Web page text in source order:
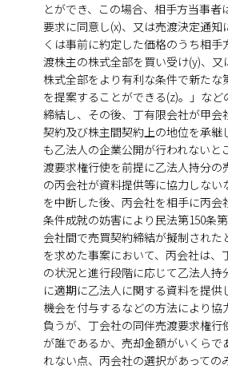
とができ、この場合、相手方当事者
要求に同意し(x)、又は売渡決定通知
くは事前に約定した価格のうち相
渡株主の株式全部を買い受け(y)、又
株式全部をより有利な条件で新たな
を提案することができる(z)。」な
締結し、その後、丁有限会社が甲会
契約及び株主間契約上の地位を承継
も乙法人の企業公開が行われないと
渡要求権行使を前提に乙法人持分の
の丙会社が資料提供等に協力しない
を中断した後、丙会社を相手に丙会
条件成就の妨害により民法第150条
会社間で売買契約締結が擬制された
を求めた事案において、丙会社は、
の状況と進行段階に応じて乙法人持
に適期に乙法人に関する資料を提供
機会を付与するなどの方法により協
負うが、丁会社の同伴売渡要求権行
が誰であるか、売却金額がいくらで
れない点、丙会社の選択があっての